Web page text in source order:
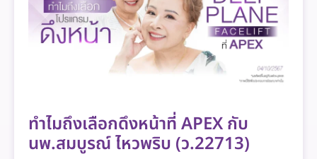
ทำไมถึงเลือกดึงหน้าที่ APEX กับ
นพ.สมบูรณ์ ไหวพริบ (ว.22713)